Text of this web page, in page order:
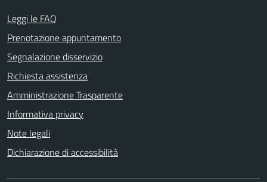
Leggi le FAQ
Prenotazione appuntamento
Segnalazione disservizio
Richiesta assistenza
Amministrazione Trasparente
Informativa privacy
Note legali
Dichiarazione di accessibilità